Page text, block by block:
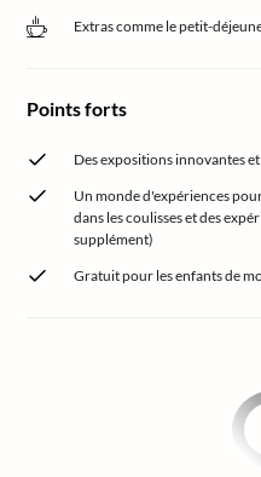
Extras comme le petit-
Points forts
Des expositions innovantes
Un monde d'expériences
dans les coulisses et des
supplément)
Gratuit pour les enfants de